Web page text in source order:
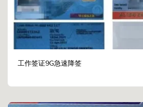
工作签证9G急速降签